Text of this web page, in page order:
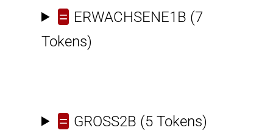
= ERWACHSENE1B (7
Tokens)
= GROSS2B (5 Tokens)